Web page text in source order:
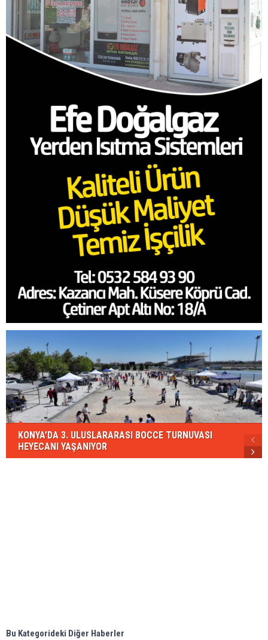
KONYA’DA 3. ULUSLARARASI BOCCE TURNUVASI
HEYECANI YAŞANIYOR
Bu Kategorideki Diğer Haberler